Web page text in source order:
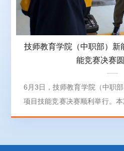
技师教育学院（中职部）新
能竞赛决赛
6月3日，技师教育学院（中职
项目技能竞赛决赛顺利举行。
维修专业学生，经过初赛层层
操环节聚焦高压安全防护、三